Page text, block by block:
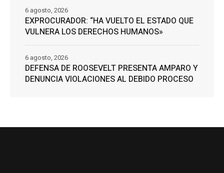
EXPROCURADOR: “HA VUELTO EL ESTADO QUE
VULNERA LOS DERECHOS HUMANOS»
6 agosto, 2026
DEFENSA DE ROOSEVELT PRESENTA AMPARO Y
DENUNCIA VIOLACIONES AL DEBIDO PROCESO
6 agosto, 2026